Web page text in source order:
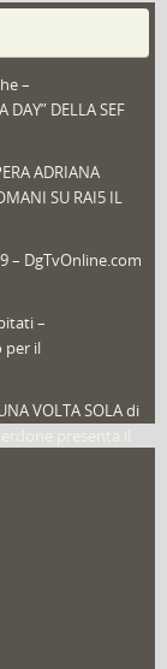
–
DELLA SEF
ADRIANA
SU RAI5 IL
– DgTvOnline.com
–
per il
VOLTA SOLA di